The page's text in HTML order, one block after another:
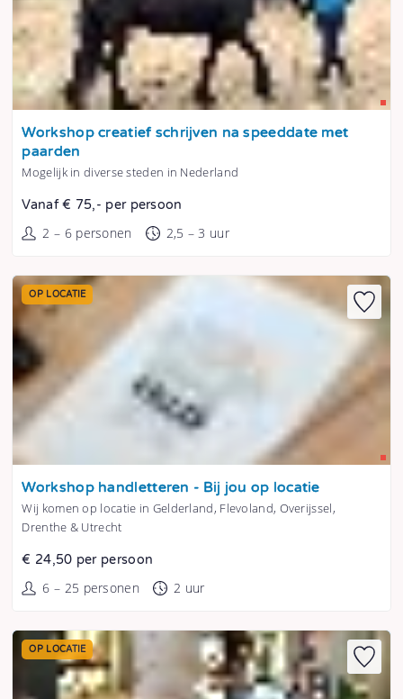
Tonen
Workshop creatief schrijven na speeddate met
paarden
Mogelijk in diverse steden in Nederland
Vanaf € 75,- per persoon
2 – 6 personen 2,5 – 3 uur
Tonen
OP LOCATIE
Workshop handletteren - Bij jou op locatie
Wij komen op locatie in Gelderland, Flevoland, Overijssel,
Drenthe & Utrecht
€ 24,50 per persoon
6 – 25 personen 2 uur
OP LOCATIE